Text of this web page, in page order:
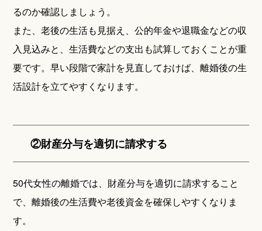
るのか確認しましょう。
また、老後の生活も見据え、公的年金や退職金などの収
入見込みと、生活費などの支出も試算しておくことが重
要です。早い段階で家計を見直しておけば、離婚後の生
活設計を立てやすくなります。
②財産分与を適切に請求する
50代女性の離婚では、財産分与を適切に請求すること
で、離婚後の生活費や老後資金を確保しやすくなりま
す。